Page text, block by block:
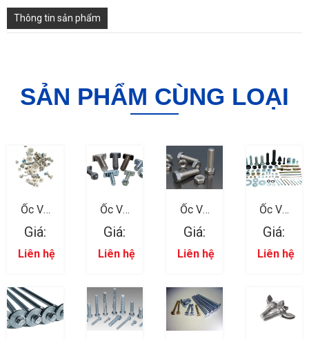
Thông tin sản phẩm
SẢN PHẨM CÙNG LOẠI
Ốc Vít
Nhựa 12
Giá:
Liên hệ
Ốc Vít
Nhựa 11
Giá:
Liên hệ
Ốc Vít
Nhựa 08
Giá:
Liên hệ
Ốc Vít
Nhựa 10
Giá:
Liên hệ